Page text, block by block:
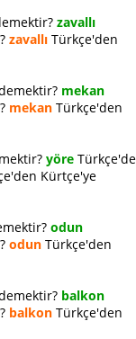
zavallı
zavallı Türkçe'den
mekan
mekan Türkçe'den
yöre
Kürtçe'ye
odun
odun Türkçe'den
balkon
balkon Türkçe'den